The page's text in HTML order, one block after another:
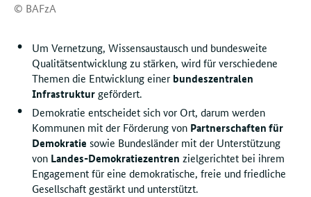
© BAFzA
Um Vernetzung, Wissensaustausch und bundesweite
Qualitätsentwicklung zu stärken, wird für verschiedene
Themen die Entwicklung einer bundeszentralen
Infrastrukturgefördert.
Demokratie entscheidet sich vor Ort, darum werden
Kommunen mit der Förderung von Partnerschaften für
Demokratie sowie Bundesländer mit der Unterstützung
von Landes-Demokratiezentren zielgerichtet bei ihrem
Engagement für eine demokratische, freie und friedliche
Gesellschaft gestärkt und unterstützt.